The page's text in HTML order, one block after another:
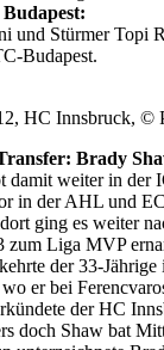
und Stürmer Topi
Budapest.
HC Innsbruck, ©
Brady
damit weiter in der
in der AHL und
ging es weiter
zum Liga MVP
der 33-Jährige
er bei
der HC
doch Shaw bat